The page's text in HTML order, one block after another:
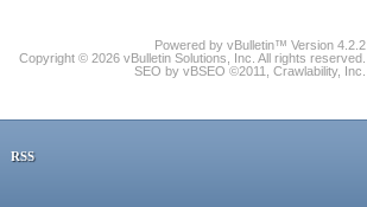
Powered by vBulletin™ Version 4.2.2
Copyright © 2026 vBulletin Solutions, Inc. All rights reserved.
SEO by vBSEO ©2011, Crawlability, Inc.
RSS